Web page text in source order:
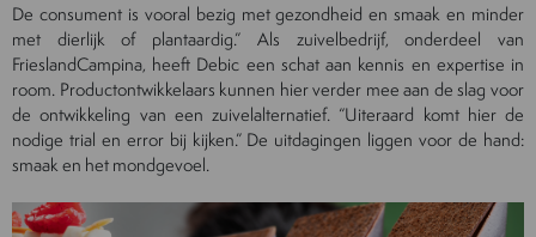
De consument is vooral bezig met gezondheid en smaak en minder
met dierlijk of plantaardig.” Als zuivelbedrijf, onderdeel van
FrieslandCampina, heeft Debic een schat aan kennis en expertise in
room. Productontwikkelaars kunnen hier verder mee aan de slag voor
de ontwikkeling van een zuivelalternatief. “Uiteraard komt hier de
nodige trial en error bij kijken.” De uitdagingen liggen voor de hand:
smaak en het mondgevoel.